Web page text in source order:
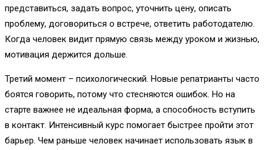
представиться, задать вопрос, уточнить цену, описать
проблему, договориться о встрече, ответить работодателю.
Когда человек видит прямую связь между уроком и жизнью,
мотивация держится дольше.
Третий момент – психологический. Новые репатрианты часто
боятся говорить, потому что стесняются ошибок. Но на
старте важнее не идеальная форма, а способность вступить
в контакт. Интенсивный курс помогает быстрее пройти этот
барьер. Чем раньше человек начинает использовать язык в